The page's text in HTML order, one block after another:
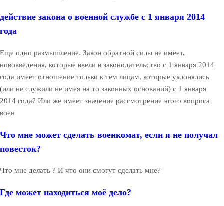
действие закона о военной службе с 1 января 2014
года
Еще одно размышление. Закон обратной силы не имеет,
нововведения, которые ввели в законодательство с 1 января 2014
года имеет отношение только к тем лицам, которые уклонялись
(или не служили не имея на то законных оснований) с 1 января
2014 года? Или же имеет значение рассмотрение этого вопроса
воен
Что мне может сделать военкомат, если я не получал
повесток?
Что мне делать ? И что они смогут сделать мне?
Где может находиться моё дело?